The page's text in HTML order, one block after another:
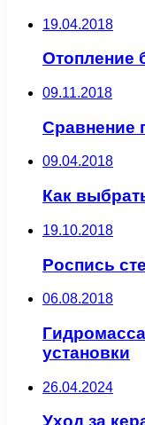
19.04.2018
Отопление
09.11.2018
Сравнение
09.04.2018
Как
19.10.2018
Роспись
06.08.2018
установки
26.04.2024